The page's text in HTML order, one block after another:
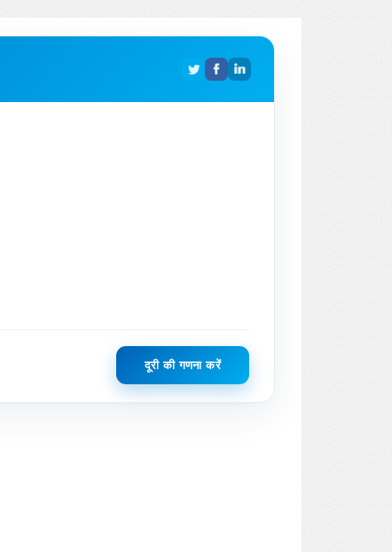
दूरी की गणना करें